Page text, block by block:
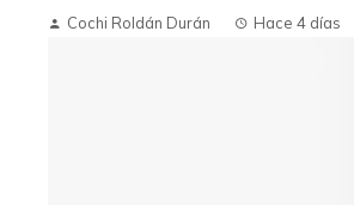
Cochi Roldán Durán Hace 4 días